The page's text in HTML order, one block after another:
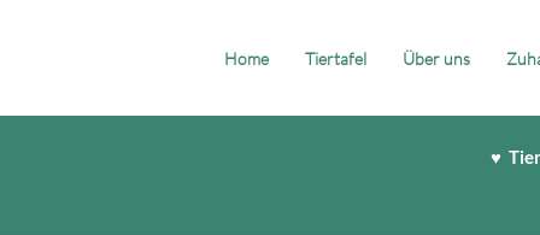
Home Tiertafel Über uns
♥